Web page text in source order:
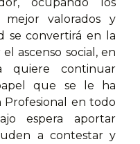
mejor valorados y
se convertirá en la
ascenso social, en
continuar
que se le ha
Profesional en todo
espera aportar
a contestar y